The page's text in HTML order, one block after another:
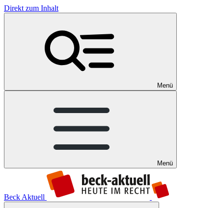
Direkt zum Inhalt
Menü
Menü
Beck Aktuell